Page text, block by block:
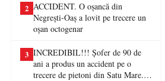
2 ACCIDENT. O oșancă din
Negrești-Oaș a lovit pe trecere un
oșan octogenar
3 INCREDIBIL!!! Șofer de 90 de
ani a produs un accident pe o
trecere de pietoni din Satu Mare. O